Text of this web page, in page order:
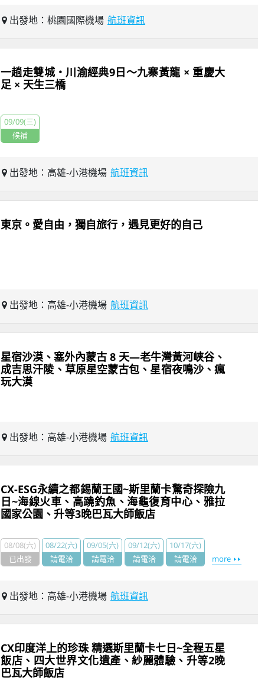
出發地：桃園國際機場 航班資訊
一趟走雙城・川渝經典9日～九寨黃龍 × 重慶大
足 × 天生三橋
09/09(三)
候補
出發地：高雄-小港機場 航班資訊
東京。愛自由，獨自旅行，遇見更好的自己
出發地：高雄-小港機場 航班資訊
星宿沙漠、塞外內蒙古 8 天—老牛灣黃河峽谷、
成吉思汗陵、草原星空蒙古包、星宿夜鳴沙、瘋
玩大漠
出發地：高雄-小港機場 航班資訊
CX-ESG永續之都錫蘭王國~斯里蘭卡驚奇探險九
日~海線火車、高蹺釣魚、海龜復育中心、雅拉
國家公園、升等3晚巴瓦大師飯店
08/08(六)
已出發
08/22(六)
請電洽
09/05(六)
請電洽
09/12(六)
請電洽
10/17(六)
請電洽
more
出發地：高雄-小港機場 航班資訊
CX印度洋上的珍珠 精選斯里蘭卡七日~全程五星
飯店、四大世界文化遺產、紗麗體驗、升等2晚
巴瓦大師飯店